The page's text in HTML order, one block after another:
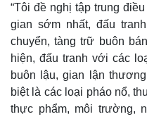
“Tôi đề nghị tập trung
gian sớm nhất, đấu
chuyển, tàng trữ buôn
hiện, đấu tranh với các
buôn lậu, gian lận
biệt là các loại pháo nổ,
thực phẩm, môi trường,